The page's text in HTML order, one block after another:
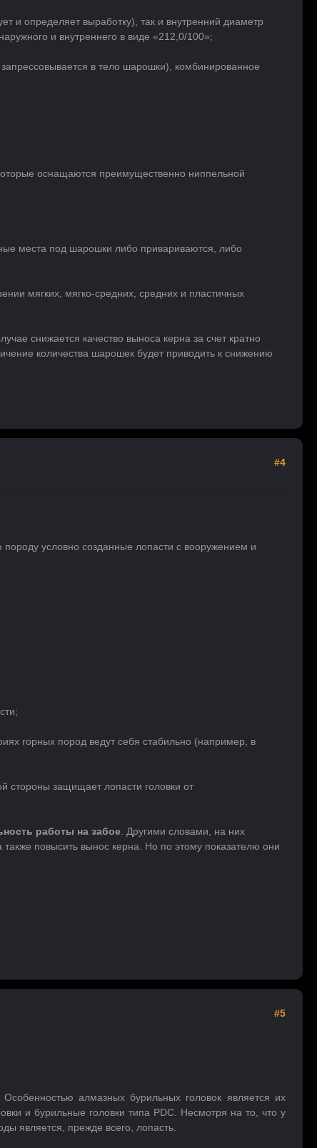
и определяет выработку), так и внутренний диаметр
и внутреннего в виде «212,0/100»;
в тело шарошки), комбинированное
оснащаются преимущественно ниппельной
места под шарошки либо привариваются, либо
мягких, мягко-средних, средних и пластичных
снижается качество выноса керна за счет кратно
количества шарошек будет приводить к снижению
#4
породу условно созданные лопасти с вооружением и
горных пород ведут себя стабильно (например, в
стороны защищает лопасти головки от
работы на забое . Другими словами, на них
повысить вынос керна. Но по этому показателю они
#5
алмазных бурильных головок является их
и бурильные головки типа PDC. Несмотря на то, что у
является, прежде всего, лопасть.